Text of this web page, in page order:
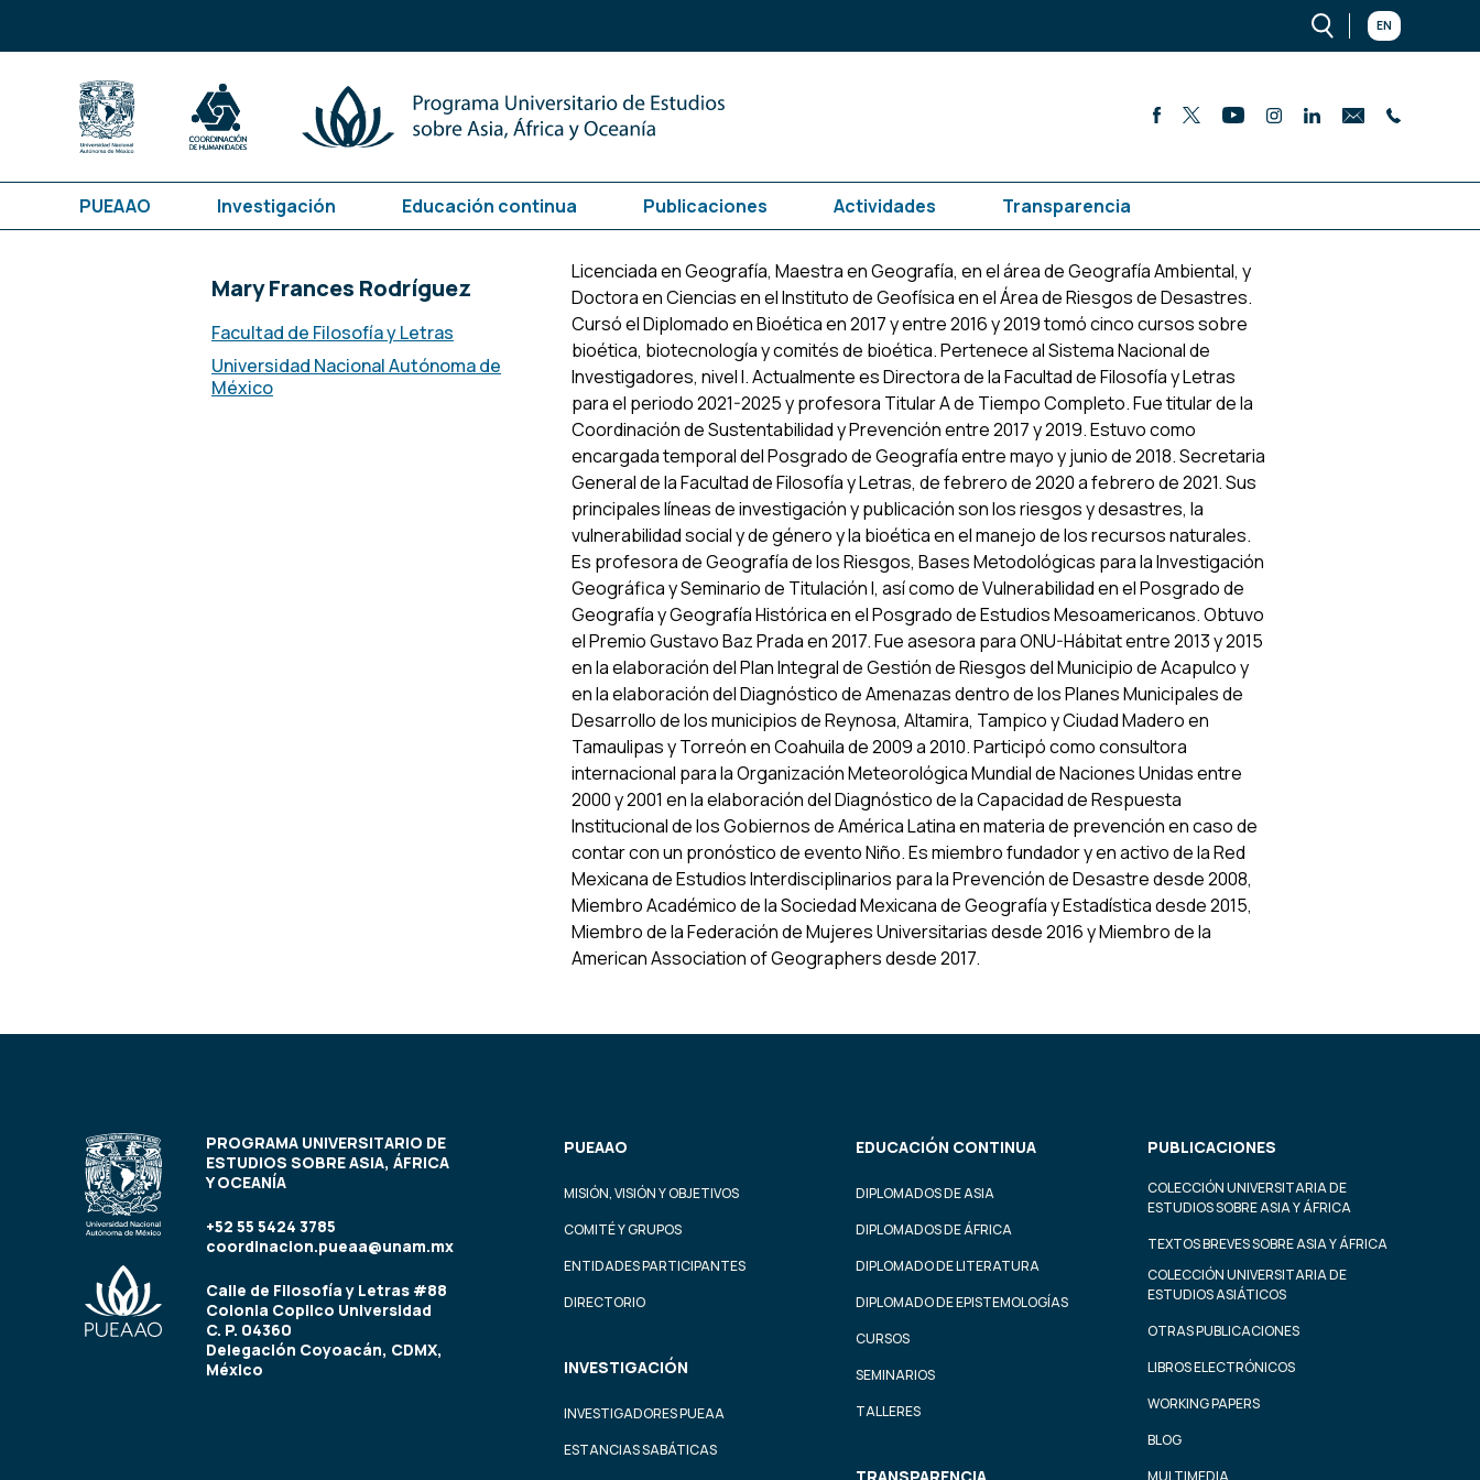
EN
PUEAAO Investigación Educación continua Publicaciones Actividades Transparencia
Mary Frances Rodríguez
Facultad de Filosofía y Letras
Universidad Nacional Autónoma de
México
Licenciada en Geografía, Maestra en Geografía, en el área de Geografía Ambiental, y
Doctora en Ciencias en el Instituto de Geofísica en el Área de Riesgos de Desastres.
Cursó el Diplomado en Bioética en 2017 y entre 2016 y 2019 tomó cinco cursos sobre
bioética, biotecnología y comités de bioética. Pertenece al Sistema Nacional de
Investigadores, nivel I. Actualmente es Directora de la Facultad de Filosofía y Letras
para el periodo 2021-2025 y profesora Titular A de Tiempo Completo. Fue titular de la
Coordinación de Sustentabilidad y Prevención entre 2017 y 2019. Estuvo como
encargada temporal del Posgrado de Geografía entre mayo y junio de 2018. Secretaria
General de la Facultad de Filosofía y Letras, de febrero de 2020 a febrero de 2021. Sus
principales líneas de investigación y publicación son los riesgos y desastres, la
vulnerabilidad social y de género y la bioética en el manejo de los recursos naturales.
Es profesora de Geografía de los Riesgos, Bases Metodológicas para la Investigación
Geográfica y Seminario de Titulación I, así como de Vulnerabilidad en el Posgrado de
Geografía y Geografía Histórica en el Posgrado de Estudios Mesoamericanos. Obtuvo
el Premio Gustavo Baz Prada en 2017. Fue asesora para ONU-Hábitat entre 2013 y 2015
en la elaboración del Plan Integral de Gestión de Riesgos del Municipio de Acapulco y
en la elaboración del Diagnóstico de Amenazas dentro de los Planes Municipales de
Desarrollo de los municipios de Reynosa, Altamira, Tampico y Ciudad Madero en
Tamaulipas y Torreón en Coahuila de 2009 a 2010. Participó como consultora
internacional para la Organización Meteorológica Mundial de Naciones Unidas entre
2000 y 2001 en la elaboración del Diagnóstico de la Capacidad de Respuesta
Institucional de los Gobiernos de América Latina en materia de prevención en caso de
contar con un pronóstico de evento Niño. Es miembro fundador y en activo de la Red
Mexicana de Estudios Interdisciplinarios para la Prevención de Desastre desde 2008,
Miembro Académico de la Sociedad Mexicana de Geografía y Estadística desde 2015,
Miembro de la Federación de Mujeres Universitarias desde 2016 y Miembro de la
American Association of Geographers desde 2017.
PROGRAMA UNIVERSITARIO DE
ESTUDIOS SOBRE ASIA, ÁFRICA
Y OCEANÍA
+52 55 5424 3785
coordinacion.pueaa@unam.mx
Calle de Filosofía y Letras #88
Colonia Copilco Universidad
C. P. 04360
Delegación Coyoacán, CDMX,
México
PUEAAO
MISIÓN, VISIÓN Y OBJETIVOS
COMITÉ Y GRUPOS
ENTIDADES PARTICIPANTES
DIRECTORIO
INVESTIGACIÓN
INVESTIGADORES PUEAA
ESTANCIAS SABÁTICAS
EDUCACIÓN CONTINUA
DIPLOMADOS DE ASIA
DIPLOMADOS DE ÁFRICA
DIPLOMADO DE LITERATURA
DIPLOMADO DE EPISTEMOLOGÍAS
CURSOS
SEMINARIOS
TALLERES
PUBLICACIONES
COLECCIÓN UNIVERSITARIA DE
ESTUDIOS SOBRE ASIA Y ÁFRICA
TEXTOS BREVES SOBRE ASIA Y ÁFRICA
COLECCIÓN UNIVERSITARIA DE
ESTUDIOS ASIÁTICOS
OTRAS PUBLICACIONES
LIBROS ELECTRÓNICOS
WORKING PAPERS
BLOG